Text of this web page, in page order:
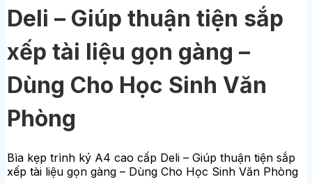
Deli – Giúp thuận tiện sắp
xếp tài liệu gọn gàng –
Dùng Cho Học Sinh Văn
Phòng
Bìa kẹp trình ký A4 cao cấp Deli – Giúp thuận tiện sắp
xếp tài liệu gọn gàng – Dùng Cho Học Sinh Văn Phòng